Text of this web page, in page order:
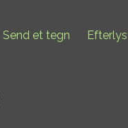
Send et tegn